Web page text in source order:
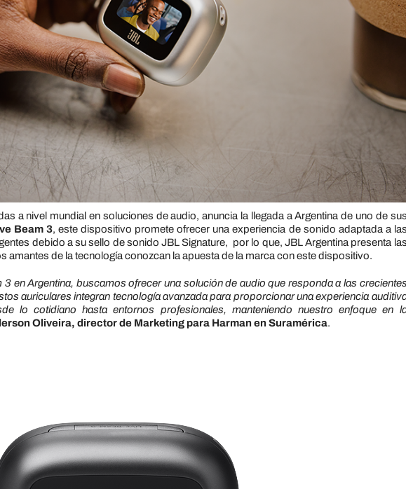
a nivel mundial en soluciones de audio, anuncia la llegada a Argentina de uno de sus
Beam 3, este dispositivo promete ofrecer una experiencia de sonido adaptada a las
debido a su sello de sonido JBL Signature, por lo que, JBL Argentina presenta las
amantes de la tecnología conozcan la apuesta de la marca con este dispositivo.
3 en Argentina, buscamos ofrecer una solución de audio que responda a las crecientes
auriculares integran tecnología avanzada para proporcionar una experiencia
lo cotidiano hasta entornos profesionales, manteniendo nuestro enfoque en
Oliveira, director de Marketing para Harman en Suramérica.